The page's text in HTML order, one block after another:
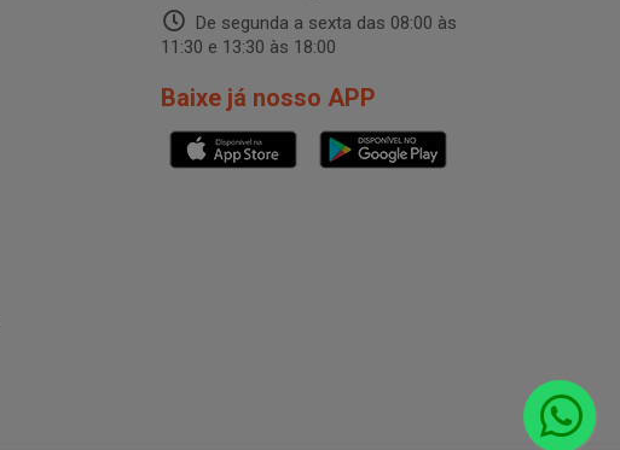
De segunda a sexta das 08:00 às
11:30 e 13:30 às 18:00
Baixe já nosso APP